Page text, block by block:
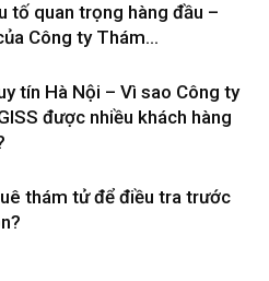
tố quan trọng hàng đầu –
Công ty Thám...
tín Hà Nội – Vì sao Công ty
được nhiều khách hàng
thám tử để điều tra trước